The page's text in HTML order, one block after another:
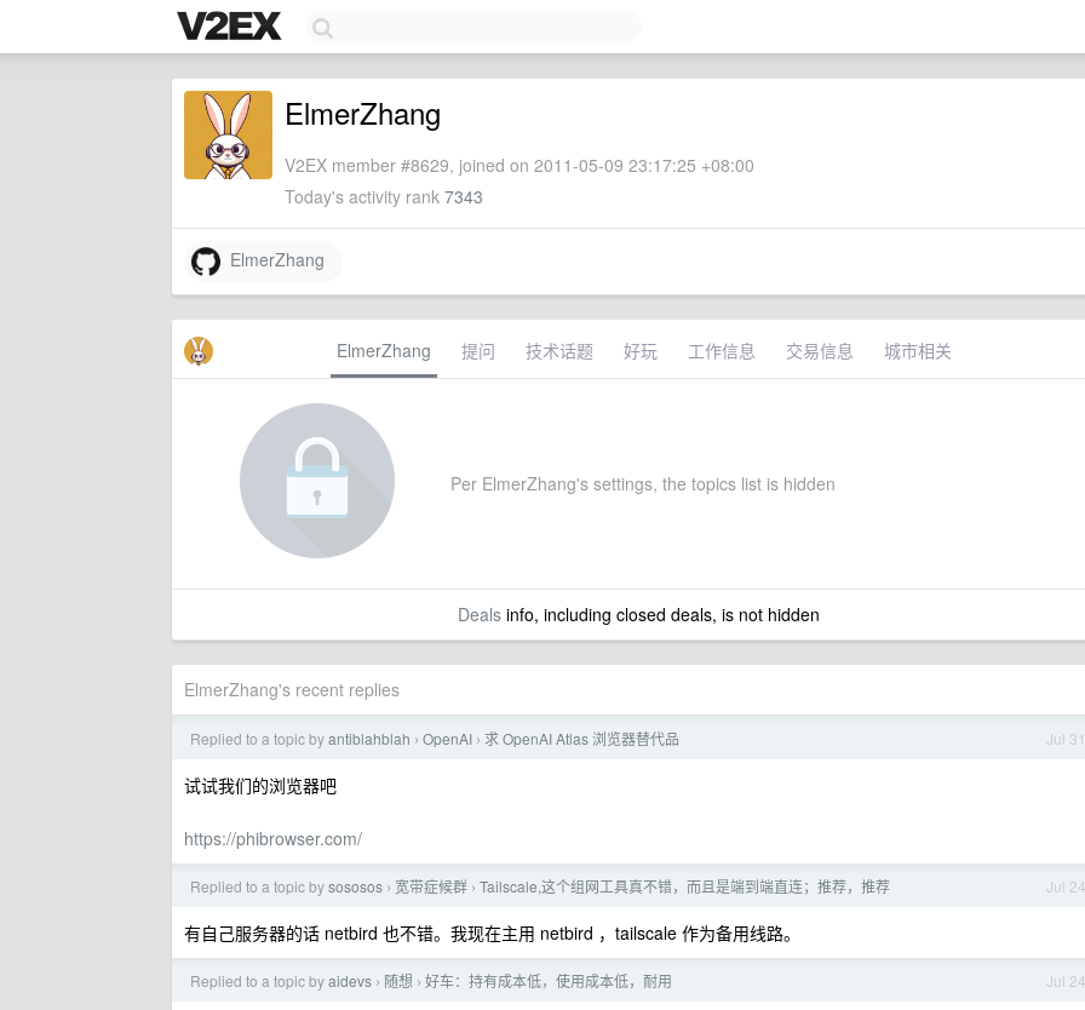
ElmerZhang
V2EX member #8629, joined on 2011-05-09 23:17:25 +08:00
Today's activity rank 7343
ElmerZhang
ElmerZhang 提问 技术话题 好玩 工作信息 交易信息 城市相关
Per ElmerZhang's settings, the topics list is hidden
Dealsinfo, including closed deals, is not hidden
ElmerZhang's recent replies
Jul 31
Replied to a topic byantiblahblah › OpenAI › 求 OpenAI Atlas 浏览器替代品
试试我们的浏览器吧
https://phibrowser.com/
Jul 24
Replied to a topic bysososos › 宽带症候群 › Tailscale,这个组网工具真不错，而且是端到端直连；推荐，推荐
有自己服务器的话 netbird 也不错。我现在主用 netbird ，tailscale 作为备用线路。
Jul 24
Replied to a topic byaidevs › 随想 › 好车：持有成本低，使用成本低，耐用